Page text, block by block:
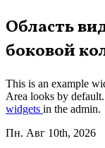
Перейти
к
содержимому
Область
боковой
This is an example
Area looks by
widgets in the admin.
Пн. Авг 10th, 2026